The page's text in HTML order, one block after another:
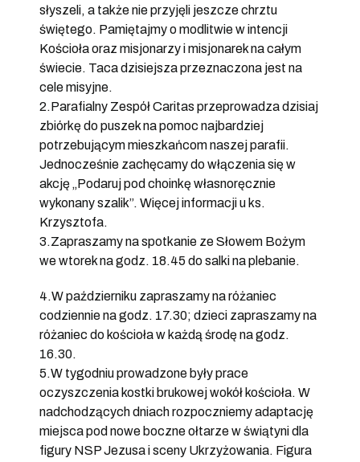
słyszeli, a także nie przyjęli jeszcze chrztu
świętego. Pamiętajmy o modlitwie w intencji
Kościoła oraz misjonarzy i misjonarek na całym
świecie. Taca dzisiejsza przeznaczona jest na
cele misyjne.
2.Parafialny Zespół Caritas przeprowadza dzisiaj
zbiórkę do puszek na pomoc najbardziej
potrzebującym mieszkańcom naszej parafii.
Jednocześnie zachęcamy do włączenia się w
akcję „Podaruj pod choinkę własnoręcznie
wykonany szalik”. Więcej informacji u ks.
Krzysztofa.
3.Zapraszamy na spotkanie ze Słowem Bożym
we wtorek na godz. 18.45 do salki na plebanie.
4.W październiku zapraszamy na różaniec
codziennie na godz. 17.30; dzieci zapraszamy na
różaniec do kościoła w każdą środę na godz.
16.30.
5.W tygodniu prowadzone były prace
oczyszczenia kostki brukowej wokół kościoła. W
nadchodzących dniach rozpoczniemy adaptację
miejsca pod nowe boczne ołtarze w świątyni dla
figury NSP Jezusa i sceny Ukrzyżowania. Figura